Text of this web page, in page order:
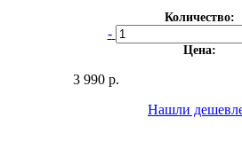
Количество:
-
Цена:
3 990 р.
Нашли